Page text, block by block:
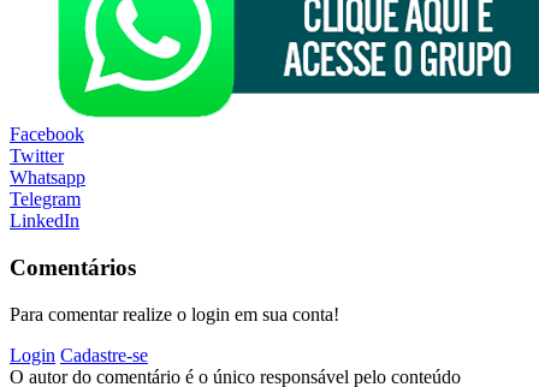
Facebook
Twitter
Whatsapp
Telegram
LinkedIn
Comentários
Para comentar realize o login em sua conta!
Login Cadastre-se
O autor do comentário é o único responsável pelo conteúdo